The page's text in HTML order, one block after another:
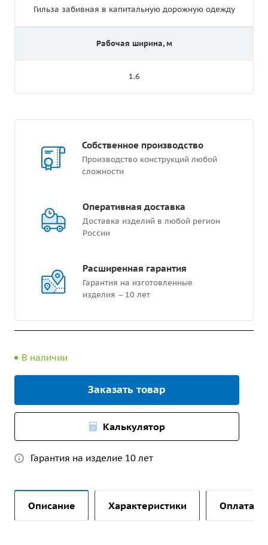
Гильза забивная в капитальную дорожную одежду
Рабочая ширина, м
1.6
Собственное производство
Производство конструкций любой
сложности
Оперативная доставка
Доставка изделий в любой регион
России
Расширенная гарантия
Гарантия на изготовленные
изделия – 10 лет
В наличии
Заказать товар
Калькулятор
Гарантия на изделие 10 лет
Описание Характеристики Оплата и